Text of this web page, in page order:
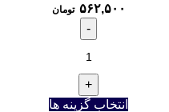
۵۶۲,۵۰۰ تومان
انتخاب گزینه ها